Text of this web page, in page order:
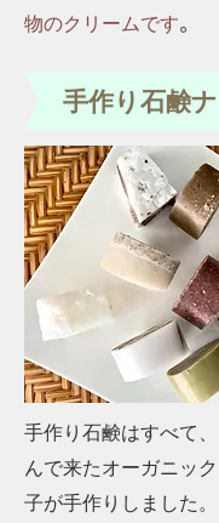
物のクリームです​。
手作り石鹸
手作り石鹸はすべて、
んで来たオーガニッ
子が手作りしました。